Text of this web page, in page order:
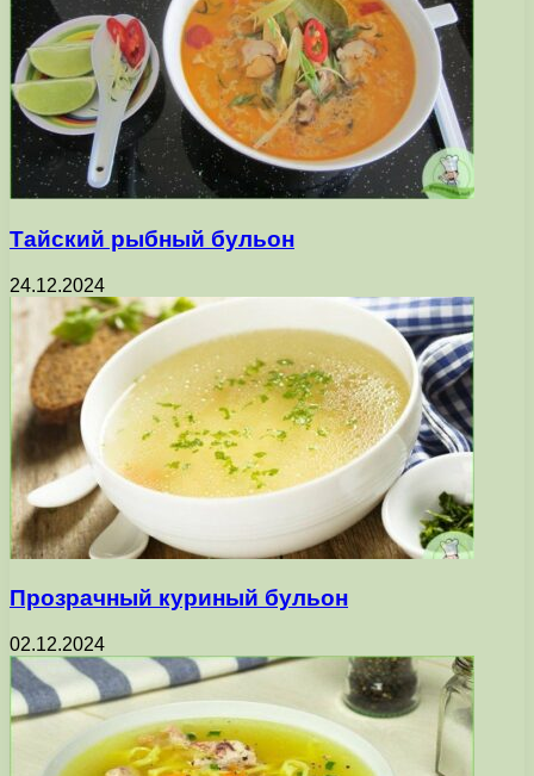
Тайский рыбный бульон
24.12.2024
Прозрачный куриный бульон
02.12.2024